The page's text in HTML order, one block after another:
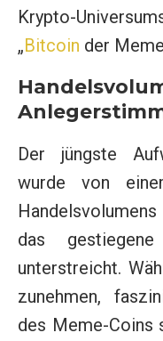
Krypto-
„Bitcoin der
Der jüngste
wurde von
das
unterstreicht.
zunehmen,
des Meme-Coins